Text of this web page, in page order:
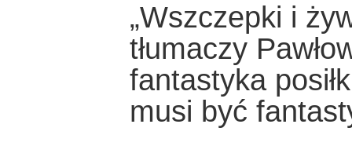
„Wszczepki i
tłumaczy
fantastyka
musi być